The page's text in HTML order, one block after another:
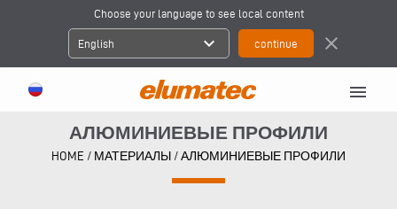
Choose your language to see local content
English expand_more close
menu
АЛЮМИНИЕВЫЕ ПРОФИЛИ
HOME / МАТЕРИАЛЫ / АЛЮМИНИЕВЫЕ ПРОФИЛИ